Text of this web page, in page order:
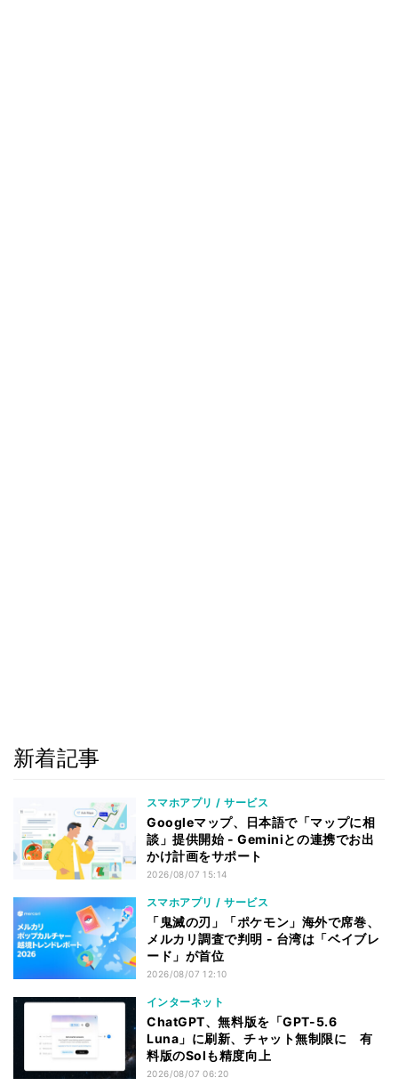
新着記事
スマホアプリ / サービス
Googleマップ、日本語で「マップに相
談」提供開始 - Geminiとの連携でお出
かけ計画をサポート
2026/08/07 15:14
スマホアプリ / サービス
「鬼滅の刃」「ポケモン」海外で席巻、
メルカリ調査で判明 - 台湾は「ベイブレ
ード」が首位
2026/08/07 12:10
インターネット
ChatGPT、無料版を「GPT-5.6
Luna」に刷新、チャット無制限に 有
料版のSolも精度向上
2026/08/07 06:20